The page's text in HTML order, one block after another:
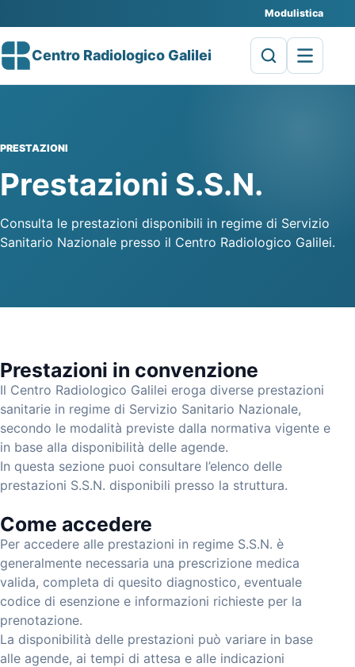
Modulistica
Centro Radiologico Galilei
PRESTAZIONI
Prestazioni S.S.N.
Consulta le prestazioni disponibili in regime di Servizio
Sanitario Nazionale presso il Centro Radiologico Galilei.
Prestazioni in convenzione
Il Centro Radiologico Galilei eroga diverse prestazioni
sanitarie in regime di Servizio Sanitario Nazionale,
secondo le modalità previste dalla normativa vigente e
in base alla disponibilità delle agende.
In questa sezione puoi consultare l’elenco delle
prestazioni S.S.N. disponibili presso la struttura.
Come accedere
Per accedere alle prestazioni in regime S.S.N. è
generalmente necessaria una prescrizione medica
valida, completa di quesito diagnostico, eventuale
codice di esenzione e informazioni richieste per la
prenotazione.
La disponibilità delle prestazioni può variare in base
alle agende, ai tempi di attesa e alle indicazioni